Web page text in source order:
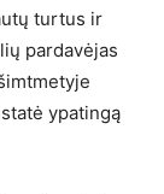
turtus ir
pardavėjas
ypatingą